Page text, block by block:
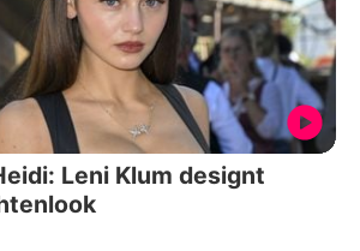
Leni Klum designt